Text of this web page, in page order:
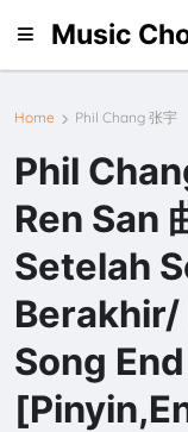
Music
Home Phil Chang 张宇
Phil
Ren San
Setelah
Song End